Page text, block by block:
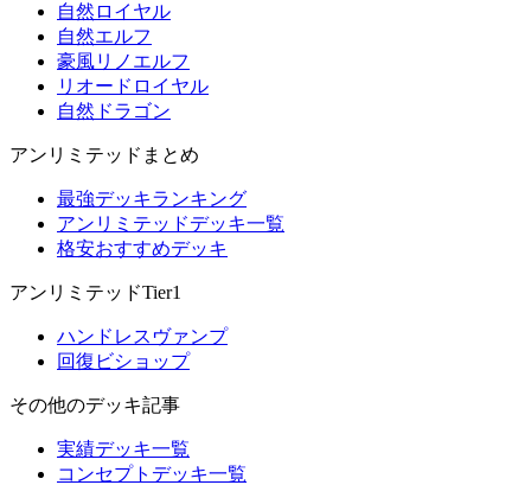
自然ロイヤル
自然エルフ
豪風リノエルフ
リオードロイヤル
自然ドラゴン
アンリミテッドまとめ
最強デッキランキング
アンリミテッドデッキ一覧
格安おすすめデッキ
アンリミテッドTier1
ハンドレスヴァンプ
回復ビショップ
その他のデッキ記事
実績デッキ一覧
コンセプトデッキ一覧